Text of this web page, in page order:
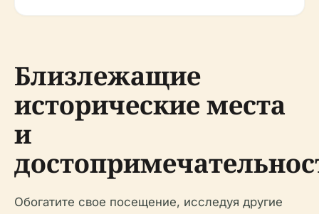
Близлежащие
исторические места
и
Обогатите свое посещение, исследуя другие